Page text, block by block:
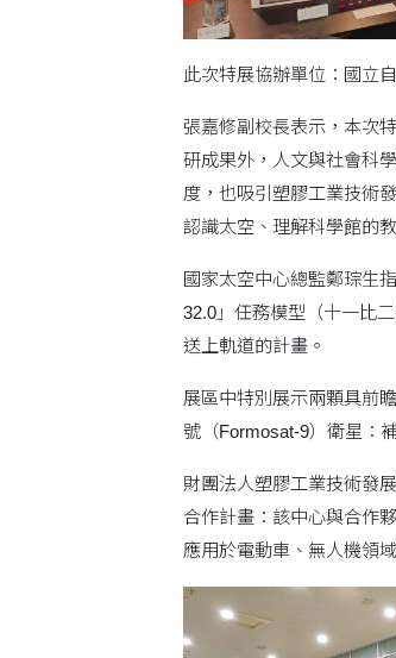
此次特展協辦單位：國立
張嘉修副校長表示，本次
研成果外，人文與社會科
度，也吸引塑膠工業技術
認識太空、理解科學館的
國家太空中心總監鄭琮生
32.0」任務模型（十一比
送上軌道的計畫。
展區中特別展示兩顆具前
號（Formosat-9）衛星：
財團法人塑膠工業技術發
合作計畫：該中心與合作
應用於電動車、無人機領